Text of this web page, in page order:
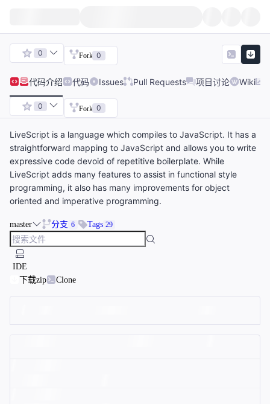
0 Fork 0
代码介绍 代码 Issues Pull Requests 项目讨论 Wiki
0 Fork 0
LiveScript is a language which compiles to JavaScript. It has a
straightforward mapping to JavaScript and allows you to write
expressive code devoid of repetitive boilerplate. While
LiveScript adds many features to assist in functional style
programming, it also has many improvements for object
oriented and imperative programming.
master 分支 6 Tags 29
IDE
下载zip
Clone